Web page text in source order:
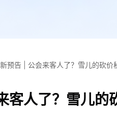
预告 | 公会来客人了？雪儿的砍价
客人了？雪儿的